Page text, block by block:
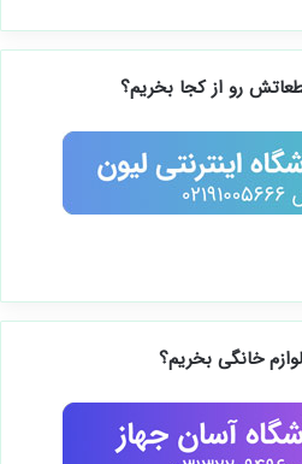
رو از کجا بخریم؟
خانگی بخریم؟